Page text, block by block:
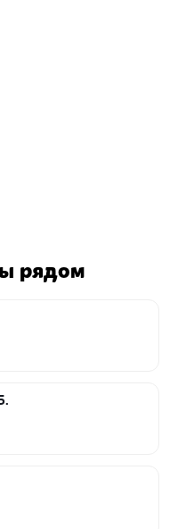
рядом